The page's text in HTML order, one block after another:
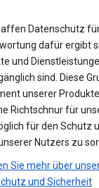
Datenschutz
dafür ergibt
und
sind. Diese
unserer
Richtschnur für
für den Schutz
Nutzers zu
Sie mehr über
und Sicherheit